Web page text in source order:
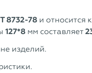
8732-78 и относится
127*8 мм составляет
изделий.